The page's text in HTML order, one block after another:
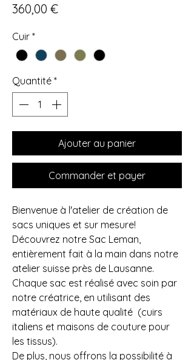
360,00 €Prix
Cuir *
Quantité *
Ajouter au panier
Commander et payer
Bienvenue à l'atelier de création de
sacs uniques et sur mesure!
Découvrez notre Sac Leman,
entièrement fait à la main dans notre
atelier suisse près de Lausanne.
Chaque sac est réalisé avec soin par
notre créatrice, en utilisant des
matériaux de haute qualité (cuirs
italiens et maisons de couture pour
les tissus).
De plus, nous offrons la possibilité à